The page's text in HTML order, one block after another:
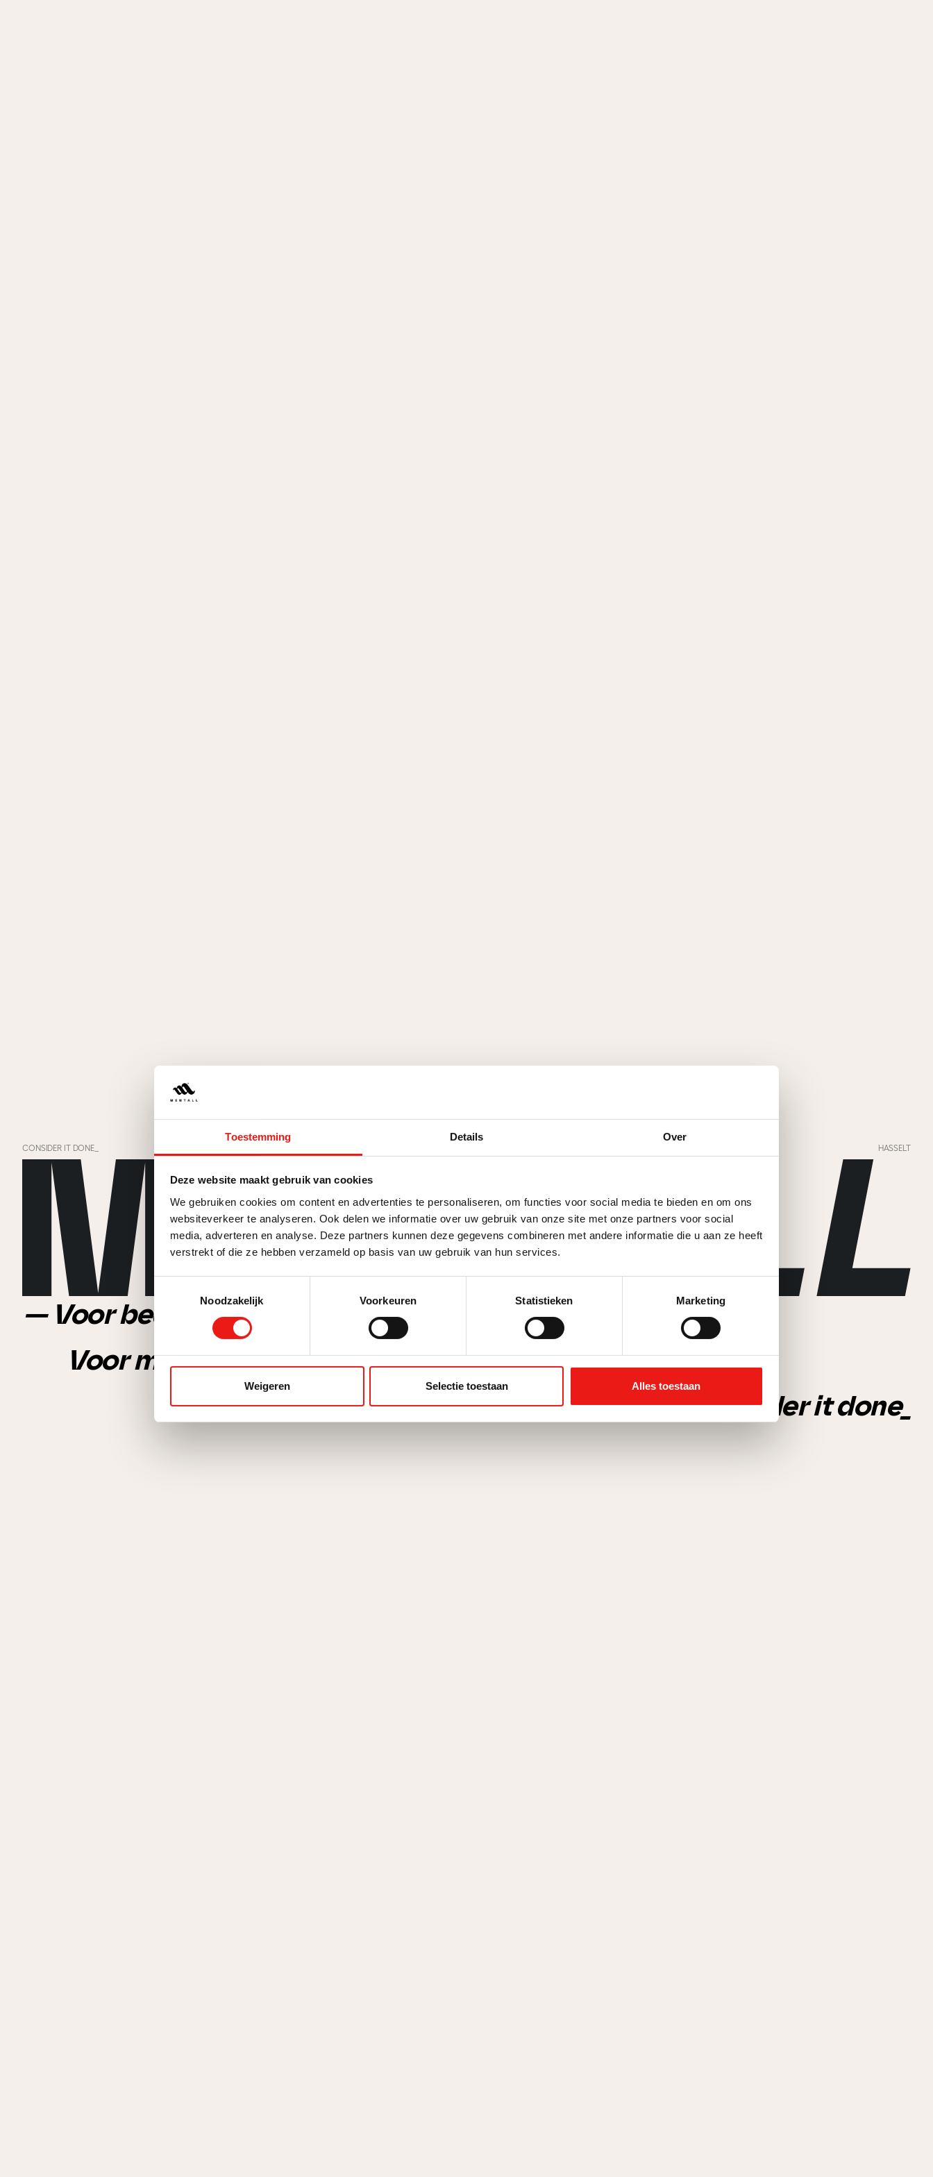
Toestemming Details Over
Deze website maakt gebruik van cookies
We gebruiken cookies om content en advertenties te personaliseren, om functies voor social media te bieden en om ons
websiteverkeer te analyseren. Ook delen we informatie over uw gebruik van onze site met onze partners voor social
media, adverteren en analyse. Deze partners kunnen deze gegevens combineren met andere informatie die u aan ze heeft
verstrekt of die ze hebben verzameld op basis van uw gebruik van hun services.
Noodzakelijk
Voorkeuren Statistieken Marketing
Weigeren Selectie toestaan Alles toestaan
CONSIDER IT DONE_ HASSELT
— Voor bedrijven die durven.
Voor marketing die meer oplevert.
Consider it done_